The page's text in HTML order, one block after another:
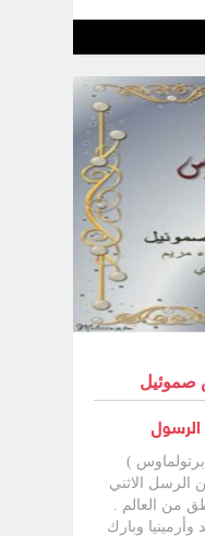
" يهوذا "
بين اليهود هو
متتيا الذي
حتى
أزمنة العهد
وفي سفر أعمال
اسم يهوذا
قاد التمرد ضد
شاول بعد أن صار
برسابا الذي أختير مع
سيلا ليرافق بولس وبرنابا . 4- يهوذا الرسول
باسمه
صموئيل
برتولماوس )
الرسل الاثني
من العالم .
وبارك